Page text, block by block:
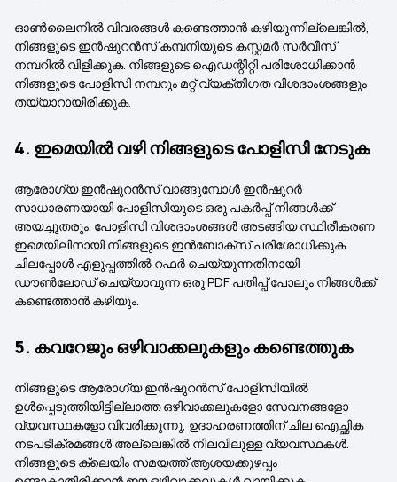
ഓൺലൈനിൽ വിവരങ്ങൾ കണ്ടെത്താൻ കഴിയുന്നില്ലെങ്കിൽ,
നിങ്ങളുടെ ഇൻഷുറൻസ് കമ്പനിയുടെ കസ്റ്റമർ സർവീസ്
നമ്പറിൽ വിളിക്കുക. നിങ്ങളുടെ ഐഡന്റിറ്റി പരിശോധിക്കാൻ
നിങ്ങളുടെ പോളിസി നമ്പറും മറ്റ് വ്യക്തിഗത വിശദാംശങ്ങളും
തയ്യാറായിരിക്കുക.
4. ഇമെയിൽ വഴി നിങ്ങളുടെ പോളിസി നേടുക
ആരോഗ്യ ഇൻഷുറൻസ് വാങ്ങുമ്പോൾ ഇൻഷുറർ
സാധാരണയായി പോളിസിയുടെ ഒരു പകർപ്പ് നിങ്ങൾക്ക്
അയച്ചുതരും. പോളിസി വിശദാംശങ്ങൾ അടങ്ങിയ സ്ഥിരീകരണ
ഇമെയിലിനായി നിങ്ങളുടെ ഇൻബോക്സ് പരിശോധിക്കുക.
ചിലപ്പോൾ എളുപ്പത്തിൽ റഫർ ചെയ്യുന്നതിനായി
ഡൗൺലോഡ് ചെയ്യാവുന്ന ഒരു PDF പതിപ്പ് പോലും നിങ്ങൾക്ക്
കണ്ടെത്താൻ കഴിയും.
5. കവറേജും ഒഴിവാക്കലുകളും കണ്ടെത്തുക
നിങ്ങളുടെ ആരോഗ്യ ഇൻഷുറൻസ് പോളിസിയിൽ
ഉൾപ്പെടുത്തിയിട്ടില്ലാത്ത ഒഴിവാക്കലുകളോ സേവനങ്ങളോ
വ്യവസ്ഥകളോ വിവരിക്കുന്നു, ഉദാഹരണത്തിന് ചില ഐച്ഛിക
നടപടിക്രമങ്ങൾ അല്ലെങ്കിൽ നിലവിലുള്ള വ്യവസ്ഥകൾ.
നിങ്ങളുടെ ക്ലെയിം സമയത്ത് ആശയക്കുഴപ്പം